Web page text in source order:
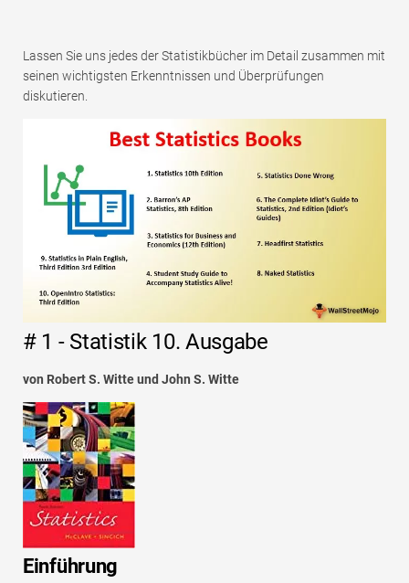
Lassen Sie uns jedes der Statistikbücher im Detail zusammen mit
seinen wichtigsten Erkenntnissen und Überprüfungen
diskutieren.
# 1 - Statistik 10. Ausgabe
von Robert S. Witte und John S. Witte
Einführung